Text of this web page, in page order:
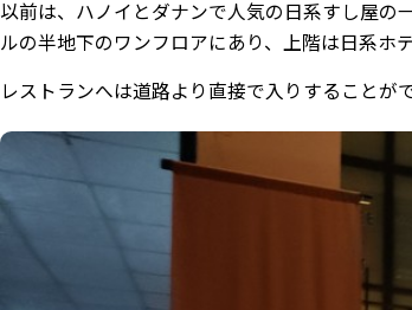
＜メニューの一部＞
以前は、ハノイとダナンで人気の日系すし屋
ルの半地下のワンフロアにあり、上階は日系ホ
レストランへは道路より直接で入りすることがで